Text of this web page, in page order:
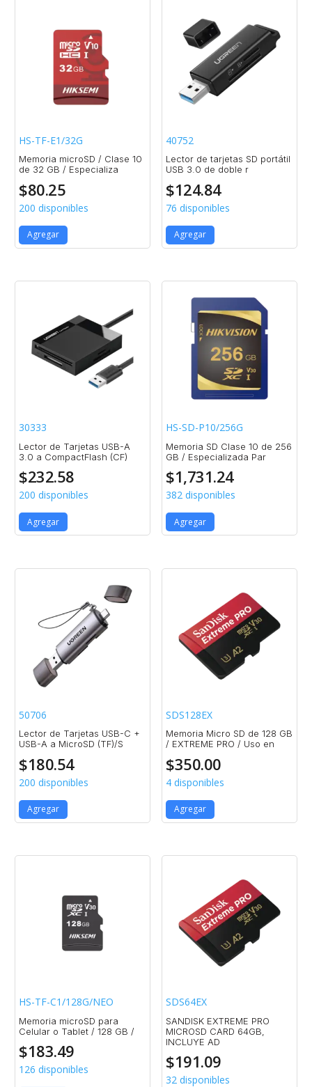
HS-TF-E1/32G
Memoria microSD / Clase 10
de 32 GB / Especializa
$80.25
200 disponibles
Agregar
40752
Lector de tarjetas SD portátil
USB 3.0 de doble r
$124.84
76 disponibles
Agregar
30333
Lector de Tarjetas USB-A
3.0 a CompactFlash (CF)
$232.58
200 disponibles
Agregar
HS-SD-P10/256G
Memoria SD Clase 10 de 256
GB / Especializada Par
$1,731.24
382 disponibles
Agregar
50706
Lector de Tarjetas USB-C +
USB-A a MicroSD (TF)/S
$180.54
200 disponibles
Agregar
SDS128EX
Memoria Micro SD de 128 GB
/ EXTREME PRO / Uso en
$350.00
4 disponibles
Agregar
HS-TF-C1/128G/NEO
Memoria microSD para
Celular o Tablet / 128 GB /
$183.49
126 disponibles
SDS64EX
SANDISK EXTREME PRO
MICROSD CARD 64GB,
INCLUYE AD
$191.09
32 disponibles